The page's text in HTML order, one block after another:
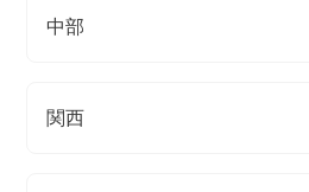
中部
関西